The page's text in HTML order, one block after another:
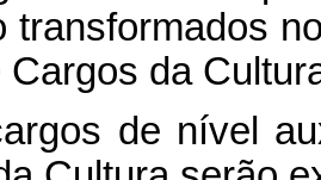
transformados
Cargos da
de nível